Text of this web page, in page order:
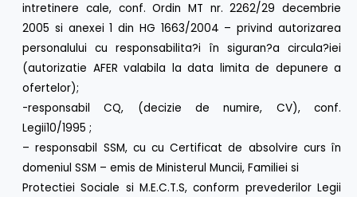
intretinere cale, conf. Ordin MT nr. 2262/29 decembrie
2005 si anexei 1 din HG 1663/2004 – privind autorizarea
personalului cu responsabilita?i în siguran?a circula?iei
(autorizatie AFER valabila la data limita de depunere a
ofertelor);
-responsabil CQ, (decizie de numire, CV), conf.
Legii10/1995 ;
– responsabil SSM, cu cu Certificat de absolvire curs în
domeniul SSM – emis de Ministerul Muncii, Familiei si
Protectiei Sociale si M.E.C.T.S, conform prevederilor Legii